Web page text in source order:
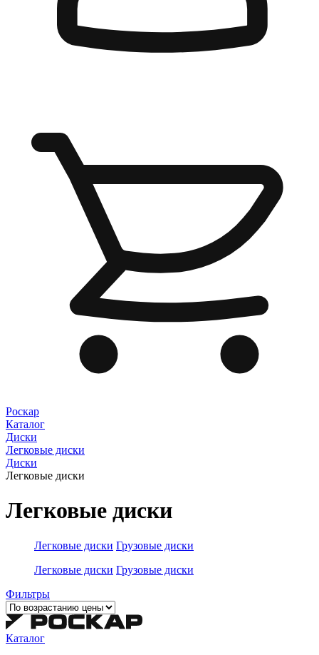
Роскар
Каталог
Диски
Легковые диски
Диски
Легковые диски
Легковые диски
Легковые диски Грузовые диски
Легковые диски Грузовые диски
Фильтры
Каталог